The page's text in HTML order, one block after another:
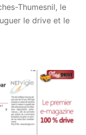
Thumesnil, le
le drive et le